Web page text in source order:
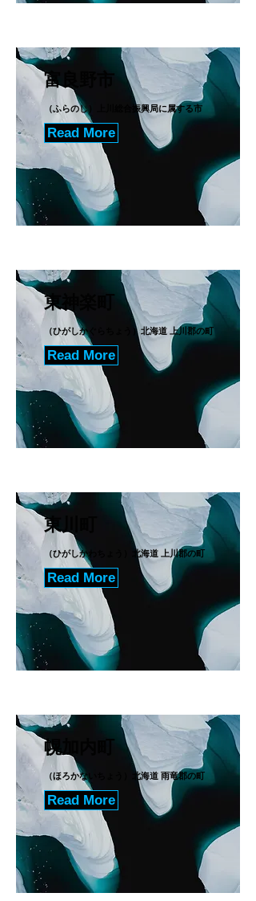
富良野市
（ふらのし）上川総合振興局に属する市
Read More
東神楽町
（ひがしかぐらちょう）北海道 上川郡の町
Read More
東川町
（ひがしかわちょう）北海道 上川郡の町
Read More
幌加内町
（ほろかないちょう）北海道 雨竜郡の町
Read More